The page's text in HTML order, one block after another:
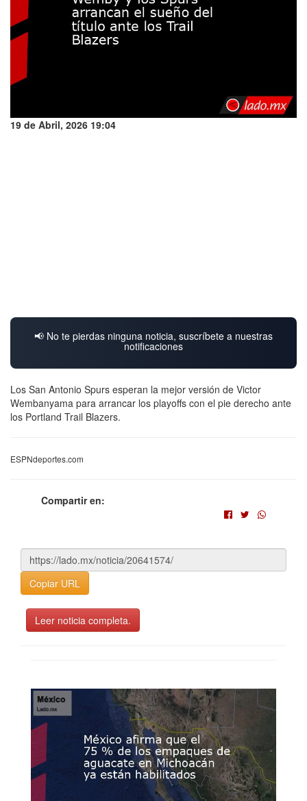
19 de Abril, 2026 19:04
📢 No te pierdas ninguna noticia, suscríbete a nuestras
notificaciones
Los San Antonio Spurs esperan la mejor versión de Victor
Wembanyama para arrancar los playoffs con el pie derecho ante
los Portland Trail Blazers.
ESPNdeportes.com
Compartir en:
Copiar URL
Leer noticia completa.